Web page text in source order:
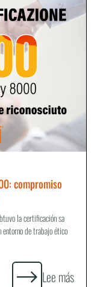
compromiso
la certificación sa
de trabajo ético
Lee más